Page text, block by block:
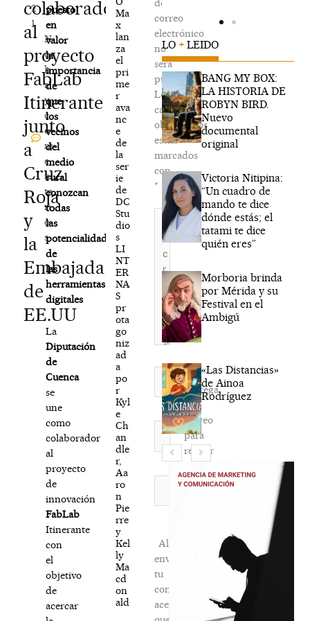
colaborador
al
proyecto
FabLab
Itinerante
junto
a
Cruz
Roja
y
la
Embajada
de
EE.UU
2
1
N
o
h
a
y
c
o
m
e
n
ta
ri
o
s
puesto
en
valor
la
importancia
de
que
los
vecinos
del
medio
rural
conozcan
todas
las
potencialidades
de
las
herramientas
digitales
La
Diputación
de
Cuenca
se
une
como
colaborador
al
proyecto
de
innovación
FabLab
Itinerante
con
el
objetivo
de
acercar
Ma
x
lan
za
el
pri
me
r
ava
nc
e
de
la
ser
ie
de
DC
Stu
dio
s
LI
NT
ER
NA
S
pr
ota
go
niz
ad
a
po
r
Kyl
e
Ch
an
dle
r,
Aa
ro
n
Pie
rre
y
Kel
ly
Ma
cd
on
ald
de
correo
electrónico
no
será
publicada.
Los
campos
obligatorios
están
marcados
con
*
Escribe
aquí...
Nombre*
Correo
electrónico*
Agréga
mi
correo
para
recibir
la
newsletter
Al
enviar
tu
comentario,
aceptas
LO + LEIDO
BANG MY BOX:
LA HISTORIA DE
ROBYN BIRD.
Nuevo
documental
original
Victoria Nitipina:
“Un cuadro de
mando te dice
dónde estás; el
tatami te dice
quién eres”
Morboria brinda
por Mérida y su
Festival en el
Ambigú
«Las Distancias»
de Ainoa
Rodríguez